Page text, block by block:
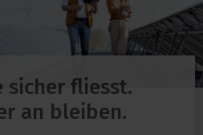
sicher fliesst.
an bleiben.